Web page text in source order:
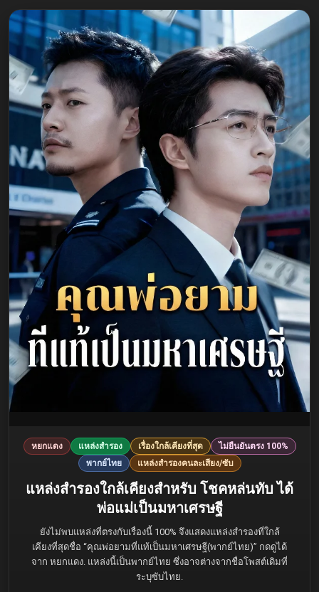
หยกแดง แหล่งสำรอง เรื่องใกล้เคียงที่สุด
ไม่ยืนยันตรง 100%
พากย์ไทย
แหล่งสำรองคนละเสียง/ซับ
แหล่งสำรองใกล้เคียงสำหรับ โชคหล่นทับ ได้
พ่อแม่เป็นมหาเศรษฐี
ยังไม่พบแหล่งที่ตรงกับเรื่องนี้ 100% จึงแสดงแหล่งสำรองที่ใกล้
เคียงที่สุดชื่อ “คุณพ่อยามที่แท้เป็นมหาเศรษฐี(พากย์ไทย)” กดดูได้
จาก หยกแดง. แหล่งนี้เป็นพากย์ไทย ซึ่งอาจต่างจากชื่อโพสต์เดิมที่
ระบุซับไทย.